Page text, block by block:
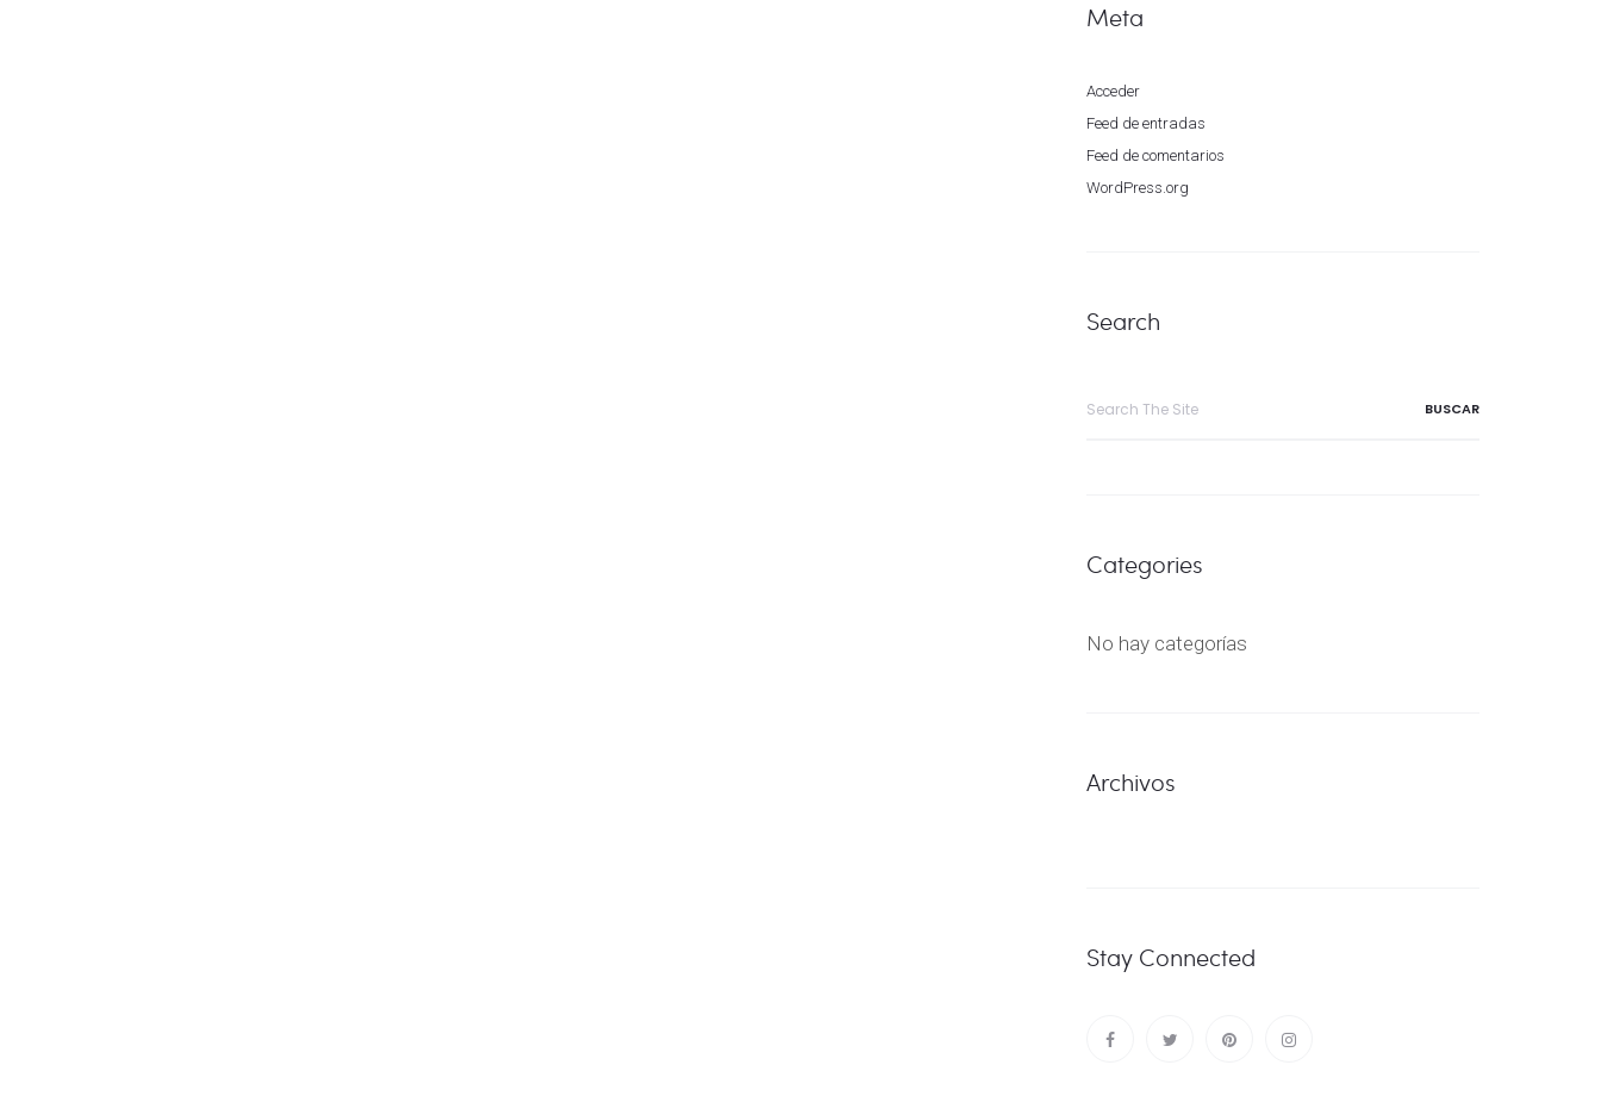
Meta
Acceder
Feed de entradas
Feed de comentarios
WordPress.org
Search
Categories
No hay categorías
Archivos
Stay Connected